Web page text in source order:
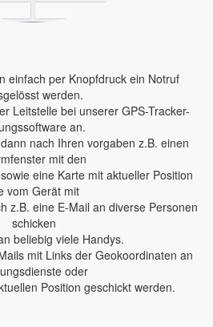
einfach per Knopfdruck ein Notruf
werden.
Leitstelle bei unserer GPS-Tracker-
an.
nach Ihren vorgaben z.B. einen
mit den
eine Karte mit aktueller Position
vom Gerät mit
z.B. eine E-Mail an diverse Personen
schicken
beliebig viele Handys.
mit Links der Geokoordinaten an
oder
Position geschickt werden.